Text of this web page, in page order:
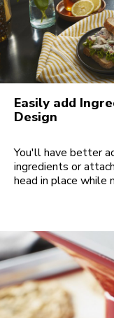
Easily add
Design
You'll have better
ingredients or
head in place while